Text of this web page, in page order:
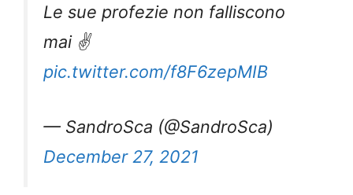
Le sue profezie non falliscono
mai ✌️
pic.twitter.com/f8F6zepMIB
— SandroSca (@SandroSca)
December 27, 2021